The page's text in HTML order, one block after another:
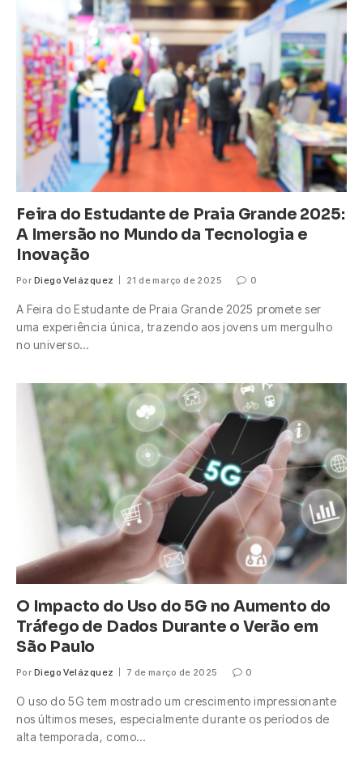
Feira do Estudante de Praia Grande 2025:
A Imersão no Mundo da Tecnologia e
Inovação
Por Diego Velázquez 21 de março de 2025 0
A Feira do Estudante de Praia Grande 2025 promete ser
uma experiência única, trazendo aos jovens um mergulho
no universo…
O Impacto do Uso do 5G no Aumento do
Tráfego de Dados Durante o Verão em
São Paulo
Por Diego Velázquez 7 de março de 2025 0
O uso do 5G tem mostrado um crescimento impressionante
nos últimos meses, especialmente durante os períodos de
alta temporada, como…